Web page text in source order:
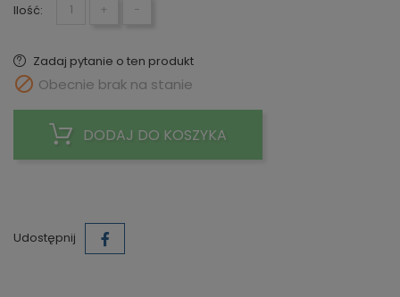
Ilość: + −
Zadaj pytanie o ten produkt
 Obecnie brak na stanie
DODAJ DO KOSZYKA
Udostępnij